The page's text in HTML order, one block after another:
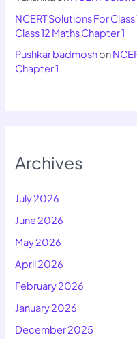
NCERT Solutions For Class
Class 12 Maths Chapter 1
Pushkar badmoshon
Chapter 1
Archives
July 2026
June 2026
May 2026
April 2026
February 2026
January 2026
December 2025